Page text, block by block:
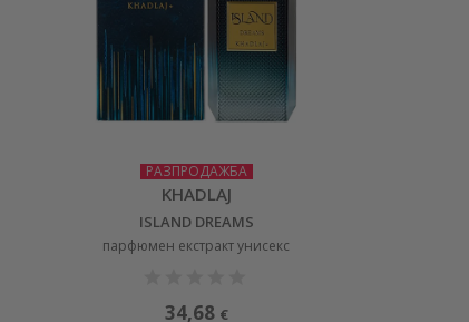
РАЗПРОДАЖБА
KHADLAJ
ISLAND DREAMS
парфюмен екстракт унисекс
34,68 €